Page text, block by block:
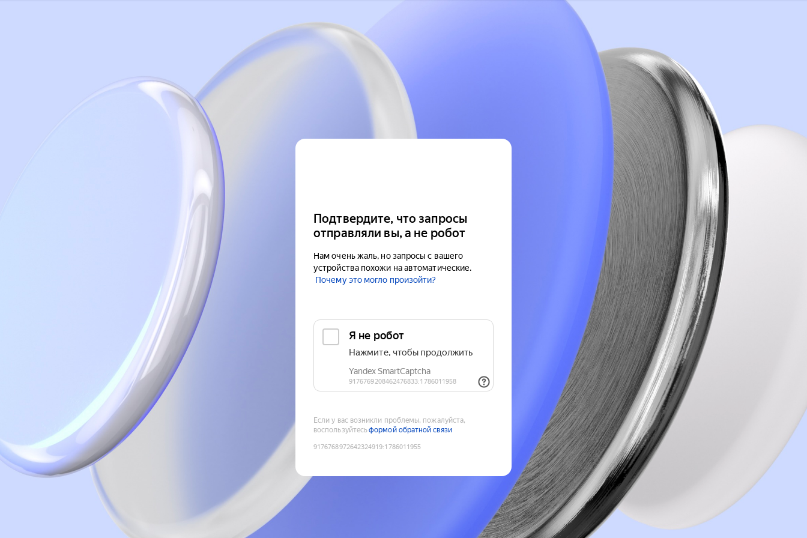
Подтвердите, что запросы
отправляли вы, а не робот
Нам очень жаль, но запросы с вашего
устройства похожи на автоматические.
Почему это могло произойти?
Если у вас возникли проблемы, пожалуйста,
воспользуйтесьформой обратной связи
9176768972642324919:1786011955